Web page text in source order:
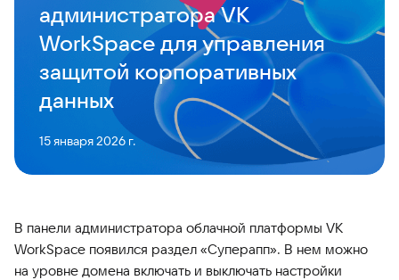
администратора VK
WorkSpace для управления
защитой корпоративных
данных
15 января 2026 г.
В панели администратора облачной платформы VK
WorkSpace появился раздел «Суперапп». В нем можно
на уровне домена включать и выключать настройки